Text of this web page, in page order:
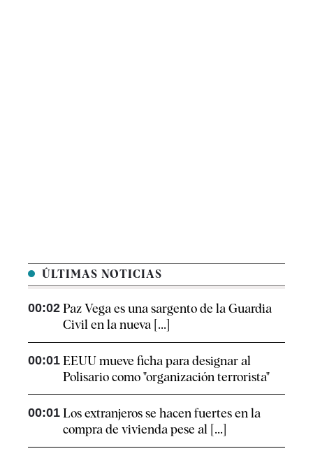
ÚLTIMAS NOTICIAS
00:02 Paz Vega es una sargento de la Guardia
Civil en la nueva [...]
00:01 EEUU mueve ficha para designar al
Polisario como "organización terrorista"
00:01 Los extranjeros se hacen fuertes en la
compra de vivienda pese al [...]